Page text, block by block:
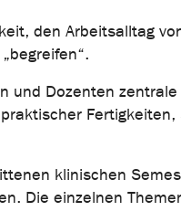
den Arbeitsalltag
Dozenten
klinischen
Die einzelnen